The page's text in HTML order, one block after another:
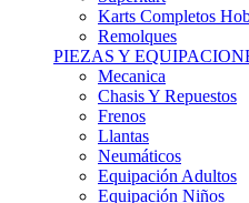
Karts Completos
Remolques
PIEZAS Y
Mecanica
Chasis Y Repuestos
Frenos
Llantas
Neumáticos
Equipación Adultos
Equipación Niños